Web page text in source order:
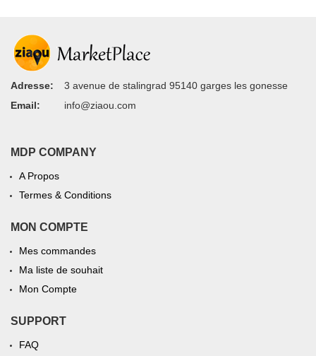
Adresse:
3 avenue de stalingrad 95140 garges les gonesse
Email:
info@ziaou.com
MDP COMPANY
A Propos
Termes & Conditions
MON COMPTE
Mes commandes
Ma liste de souhait
Mon Compte
SUPPORT
FAQ